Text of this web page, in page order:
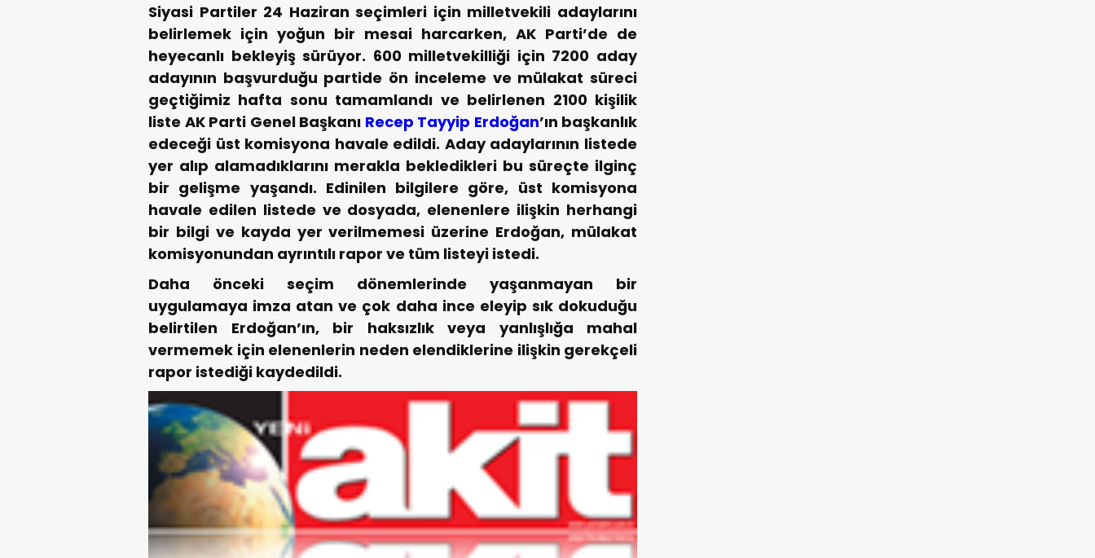
Siyasi Partiler 24 Haziran seçimleri için milletvekili adaylarını
belirlemek için yoğun bir mesai harcarken, AK Parti’de de
heyecanlı bekleyiş sürüyor. 600 milletvekilliği için 7200 aday
adayının başvurduğu partide ön inceleme ve mülakat süreci
geçtiğimiz hafta sonu tamamlandı ve belirlenen 2100 kişilik
liste AK Parti Genel Başkanı Recep Tayyip Erdoğan’ın başkanlık
edeceği üst komisyona havale edildi. Aday adaylarının listede
yer alıp alamadıklarını merakla bekledikleri bu süreçte ilginç
bir gelişme yaşandı. Edinilen bilgilere göre, üst komisyona
havale edilen listede ve dosyada, elenenlere ilişkin herhangi
bir bilgi ve kayda yer verilmemesi üzerine Erdoğan, mülakat
komisyonundan ayrıntılı rapor ve tüm listeyi istedi.
Daha önceki seçim dönemlerinde yaşanmayan bir
uygulamaya imza atan ve çok daha ince eleyip sık dokuduğu
belirtilen Erdoğan’ın, bir haksızlık veya yanlışlığa mahal
vermemek için elenenlerin neden elendiklerine ilişkin gerekçeli
rapor istediği kaydedildi.